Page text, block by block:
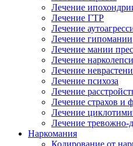
Лечение
Лечение ГТР
Лечение
Лечение гипомании
Лечение мании
Лечение
Лечение
Лечение психоза
Лечение
Лечение страхов и
Лечение
Лечение тревожно-
Наркомания
Кодирование от